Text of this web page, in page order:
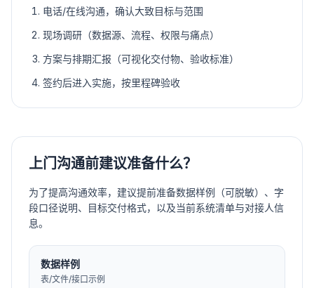
电话/在线沟通，确认大致目标与范围
现场调研（数据源、流程、权限与痛点）
方案与排期汇报（可视化交付物、验收标准）
签约后进入实施，按里程碑验收
上门沟通前建议准备什么？
为了提高沟通效率，建议提前准备数据样例（可脱敏）、字
段口径说明、目标交付格式，以及当前系统清单与对接人信
息。
数据样例
表/文件/接口示例